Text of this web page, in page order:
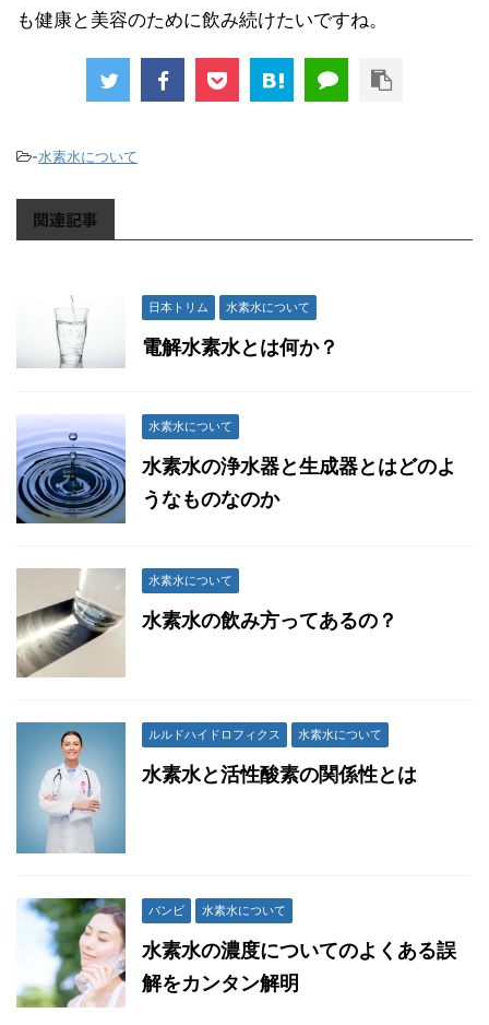
も健康と美容のために飲み続けたいですね。
-水素水について
関連記事
日本トリム 水素水について
電解水素水とは何か？
水素水について
水素水の浄水器と生成器とはどのよ
うなものなのか
水素水について
水素水の飲み方ってあるの？
ルルドハイドロフィクス 水素水について
水素水と活性酸素の関係性とは
バンビ 水素水について
水素水の濃度についてのよくある誤
解をカンタン解明